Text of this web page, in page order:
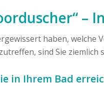
–
haben,
sind Sie ziemlich
in Ihrem Bad